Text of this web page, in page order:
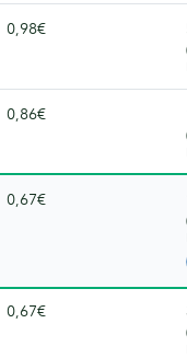
0,98€
0,86€
0,67€
0,67€